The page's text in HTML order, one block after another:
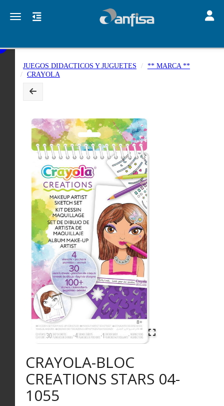
Toggle navigation
JUEGOS DIDACTICOS Y JUGUETES
** MARCA **
CRAYOLA
CRAYOLA-BLOC
CREATIONS STARS 04-
1055